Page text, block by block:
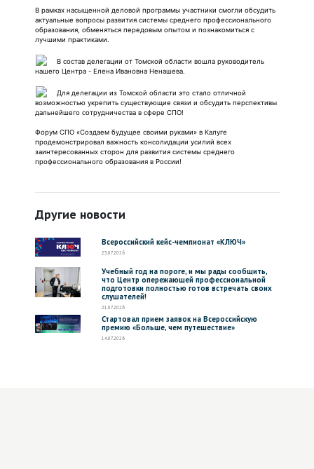
В рамках насыщенной деловой программы участники смогли обсудить
актуальные вопросы развития системы среднего профессионального
образования, обменяться передовым опытом и познакомиться с
лучшими практиками.
В состав делегации от Томской области вошла руководитель
нашего Центра - Елена Ивановна Ненашева.
Для делегации из Томской области это стало отличной
возможностью укрепить существующие связи и обсудить перспективы
дальнейшего сотрудничества в сфере СПО!
Форум СПО «Создаем будущее своими руками» в Калуге
продемонстрировал важность консолидации усилий всех
заинтересованных сторон для развития системы среднего
профессионального образования в России!
Другие новости
Всероссийский кейс-чемпионат «КЛЮЧ»
23.07.2026
Учебный год на пороге, и мы рады сообщить,
что Центр опережающей профессиональной
подготовки полностью готов встречать своих
слушателей!
21.07.2026
Стартовал прием заявок на Всероссийскую
премию «Больше, чем путешествие»
14.07.2026